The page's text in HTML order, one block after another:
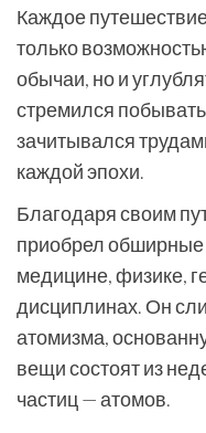
Каждое
только
обычаи, но и
стремился
зачитывался
каждой эпохи.
Благодаря своим
приобрел обширные
медицине, физике,
дисциплинах. Он
атомизма,
вещи состоят из
частиц — атомов.